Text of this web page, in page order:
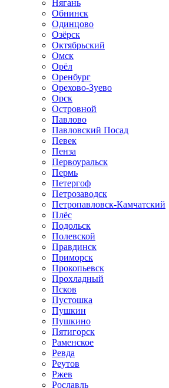
Нягань
Обнинск
Одинцово
Озёрск
Октябрьский
Омск
Орёл
Оренбург
Орехово-Зуево
Орск
Островной
Павлово
Павловский Посад
Певек
Пенза
Первоуральск
Пермь
Петергоф
Петрозаводск
Петропавловск-Камчатский
Плёс
Подольск
Полевской
Правдинск
Приморск
Прокопьевск
Прохладный
Псков
Пустошка
Пушкин
Пушкино
Пятигорск
Раменское
Ревда
Реутов
Ржев
Рославль